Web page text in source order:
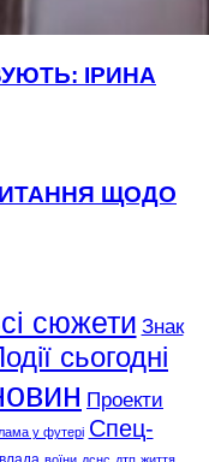
ІРИНА
ЩОДО
сюжети Знак
сьогодні
Проекти
у футері Спец-